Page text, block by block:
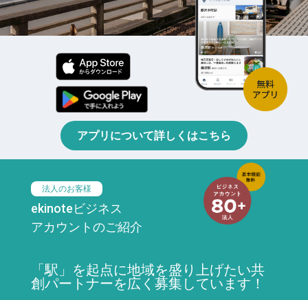
アプリについて詳しくはこちら
法人のお客様
ekinoteビジネス
アカウントのご紹介
「駅」を起点に地域を盛り上げたい共
創パートナーを広く募集しています！